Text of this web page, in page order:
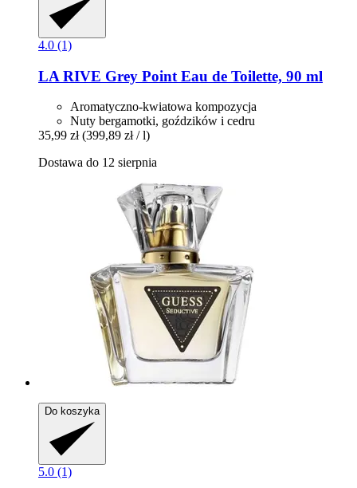
4.0 (1)
LA RIVE Grey Point Eau de Toilette, 90 ml
Aromatyczno-kwiatowa kompozycja
Nuty bergamotki, goździków i cedru
35,99 zł (399,89 zł / l)
Dostawa do 12 sierpnia
Do koszyka
5.0 (1)